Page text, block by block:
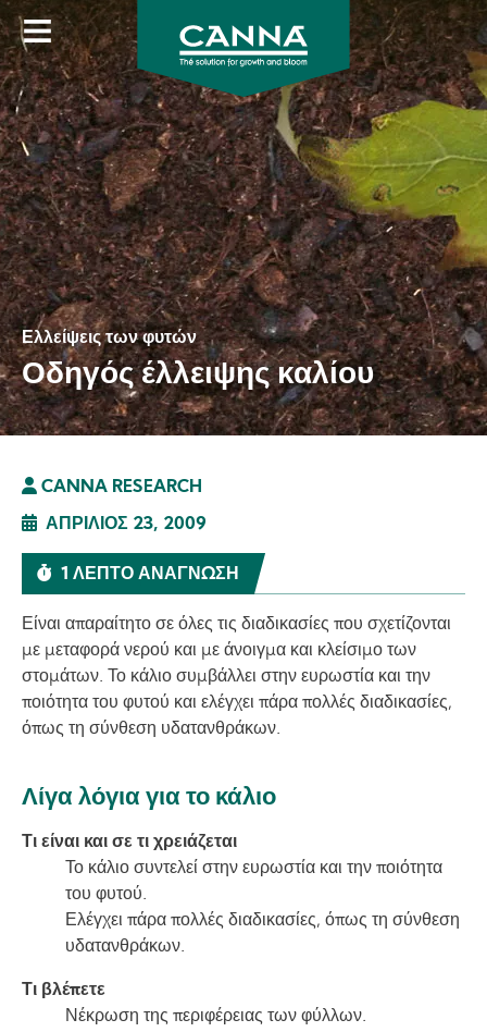
Skip
to
main
content
Ελλείψεις των φυτών
Οδηγός έλλειψης καλίου
CANNA RESEARCH
ΑΠΡΊΛΙΟΣ 23, 2009
1 ΛΕΠΤΌ ΑΝΆΓΝΩΣΗ
Είναι απαραίτητο σε όλες τις διαδικασίες που σχετίζονται
με μεταφορά νερού και με άνοιγμα και κλείσιμο των
στομάτων. Το κάλιο συμβάλλει στην ευρωστία και την
ποιότητα του φυτού και ελέγχει πάρα πολλές διαδικασίες,
όπως τη σύνθεση υδατανθράκων.
Λίγα λόγια για το κάλιο
Τι είναι και σε τι χρειάζεται
Το κάλιο συντελεί στην ευρωστία και την ποιότητα
του φυτού.
Ελέγχει πάρα πολλές διαδικασίες, όπως τη σύνθεση
υδατανθράκων.
Τι βλέπετε
Νέκρωση της περιφέρειας των φύλλων.